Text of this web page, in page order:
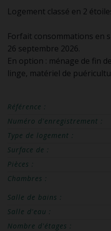
Logement classé en 2
Forfait consommations en
26 septembre 2026.
En option : ménage de fin
linge, matériel de
Référence :
Numéro d'enregistrement :
Type de logement :
Surface de :
Pièces :
Chambres :
Salle de bains :
Salle d'eau :
Nombre d'étages :